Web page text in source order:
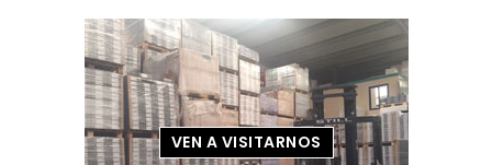
VEN A VISITARNOS